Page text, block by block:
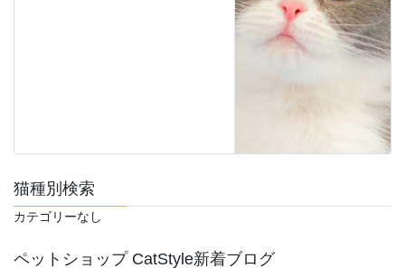
猫種別検索
カテゴリーなし
ペットショップ CatStyle新着ブログ